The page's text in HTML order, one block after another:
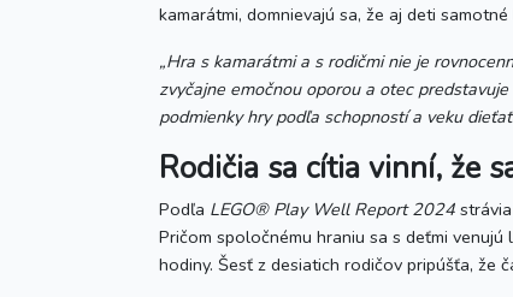
kamarátmi, domnievajú sa, že aj deti
„Hra s kamarátmi a s rodičmi nie je
zvyčajne emočnou oporou a otec
podmienky hry podľa schopností a veku
Rodičia sa cítia vinní, že
Podľa LEGO® Play Well Report 2024
Pričom spoločnému hraniu sa s deťmi
hodiny. Šesť z desiatich rodičov pripúšťa, že